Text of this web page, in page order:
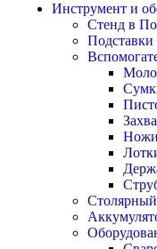
Инструмент и
Стенд в